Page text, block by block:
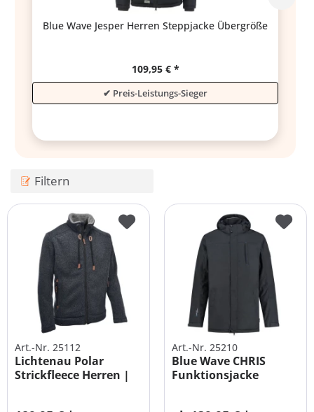
1)
Blue Wave Jesper Herren Steppjacke Übergröße
109,95 € *
Preis-Leistungs-Sieger
Filtern
Art.-Nr. 25112
Lichtenau Polar
Strickfleece Herren |
Art.-Nr. 25210
Blue Wave CHRIS
Funktionsjacke